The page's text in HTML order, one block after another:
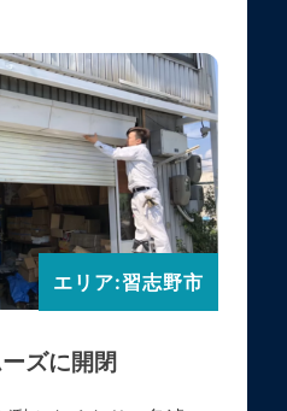
エリア:習志野市
ズに開閉